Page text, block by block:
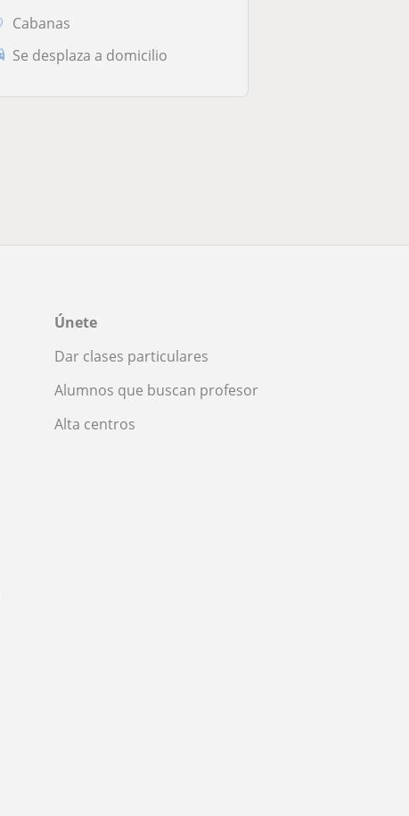
Cabanas
Se desplaza a domicilio
Únete
Dar clases particulares
Alumnos que buscan profesor
Alta centros